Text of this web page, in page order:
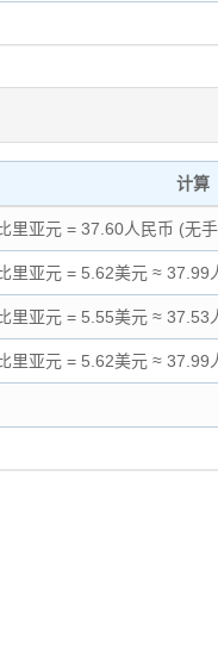
计算
里亚元 = 37.60人民币 (无
里亚元 = 5.62美元 ≈ 37.99
里亚元 = 5.55美元 ≈ 37.53
里亚元 = 5.62美元 ≈ 37.99